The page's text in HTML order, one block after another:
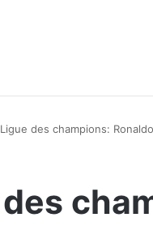
Ligue des champions: